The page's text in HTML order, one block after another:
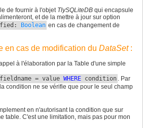
de fournir à l'objet TlySQLiteDB qui encapsule
et de la mettre à jour sur option
Boolean en cas de changement de
en cas de modification du DataSet:
à l'élaboration par la Table d'une simple
fieldname = value WHERE condition . Par
condition ne se vérifie que pour le seul champ
en n'autorisant la condition que sur
table. C'est une limitation, mais pas pour mon